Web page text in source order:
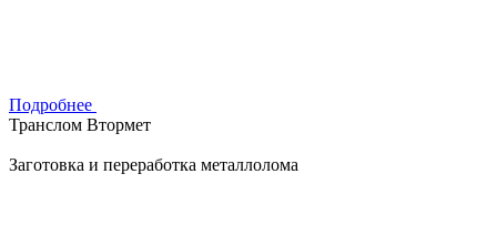
Подробнее
Транслом Втормет
Заготовка и переработка металлолома